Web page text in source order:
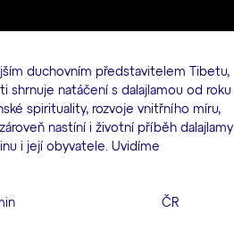
duchovním představitelem Tibetu,
natáčení s dalajlamou od roku
spirituality, rozvoje vnitřního míru,
nastíní i životní příběh dalajlamy
i její obyvatele. Uvidíme
ČR